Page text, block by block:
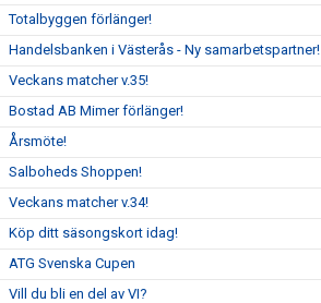
Totalbyggen förlänger!
Handelsbanken i Västerås - Ny samarbetspartner!
Veckans matcher v.35!
Bostad AB Mimer förlänger!
Årsmöte!
Salboheds Shoppen!
Veckans matcher v.34!
Köp ditt säsongskort idag!
ATG Svenska Cupen
Vill du bli en del av VI?